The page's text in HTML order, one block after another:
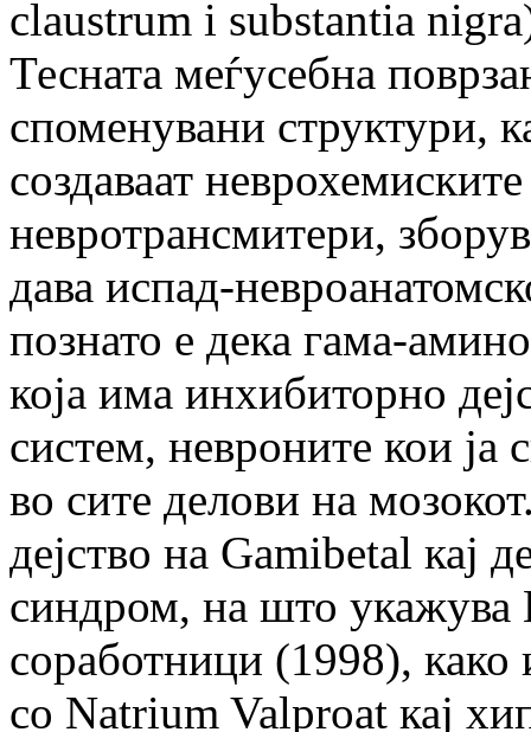
claustrum i substantia
Тесната меѓусебна
споменувани структури,
создаваат
невротрансмитери,
дава испад-
познато е дека гама-
која има инхибиторно
систем, невроните кои ја
во сите делови на
дејство на Gamibetal кај
синдром, на што укажува
соработници (1998), како
со Natrium Valproat кај